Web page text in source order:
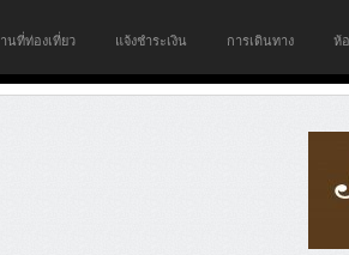
นที่ท่องเที่ยว แจ้งชำระเงิน การเดินทาง ห้